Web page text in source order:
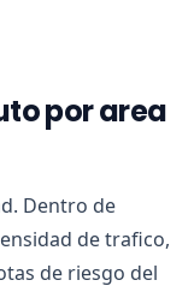
por area
Dentro de
de trafico,
de riesgo del